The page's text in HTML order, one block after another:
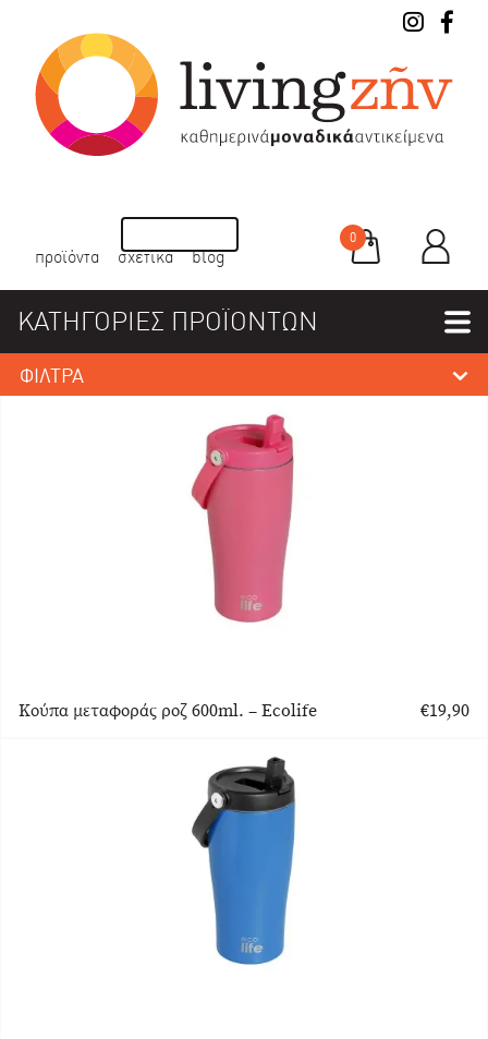
προϊόντα σχετικά blog
0
ΚΑΤΗΓΟΡΙΕΣ ΠΡΟΪΟΝΤΩΝ
ΦΙΛΤΡΑ
Κούπα μεταφοράς ροζ 600ml. – Ecolife €19,90